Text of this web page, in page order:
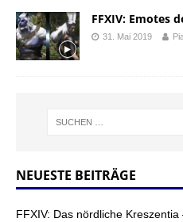
FFXIV: Emotes
31. Mai 2019
NEUESTE BEITRÄGE
FFXIV: Das nördliche